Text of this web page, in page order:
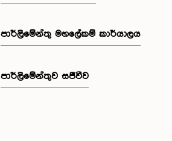
පාර්ලිමේන්තු මහලේකම් කාර්යාලය
පාර්ලිමේන්තුව සජීවීව